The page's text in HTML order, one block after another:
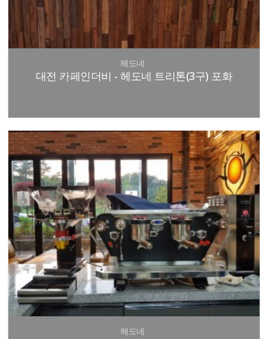
헤도네
대전 카페인더비 - 헤도네 트리톤(3구) 포화
헤도네